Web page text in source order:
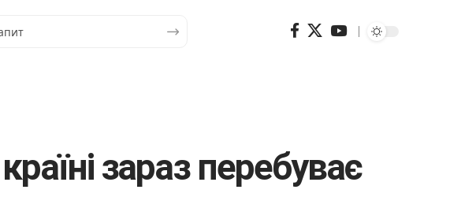
зараз перебуває